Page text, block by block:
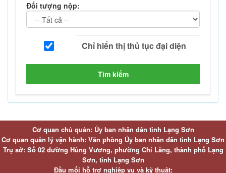
Đối tượng nộp:
Tìm kiếm
Cơ quan chủ quản: Ủy ban nhân dân tỉnh Lạng Sơn
Cơ quan quản lý vận hành: Văn phòng Ủy ban nhân dân tỉnh Lạng Sơn
Trụ sở: Số 02 đường Hùng Vương, phường Chi Lăng, thành phố Lạng
Sơn, tỉnh Lạng Sơn
Đầu mối hỗ trợ nghiệp vụ và kỹ thuật: